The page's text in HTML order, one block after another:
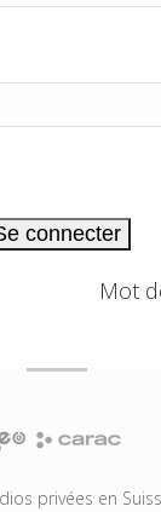
connecter
Mot
privées en